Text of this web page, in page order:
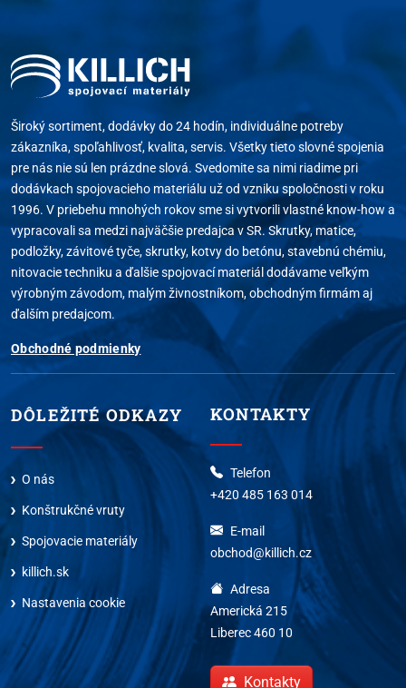
Široký sortiment, dodávky do 24 hodín, individuálne potreby
zákazníka, spoľahlivosť, kvalita, servis. Všetky tieto slovné spojenia
pre nás nie sú len prázdne slová. Svedomite sa nimi riadime pri
dodávkach spojovacieho materiálu už od vzniku spoločnosti v roku
1996. V priebehu mnohých rokov sme si vytvorili vlastné know-how a
vypracovali sa medzi najväčšie predajca v SR. Skrutky, matice,
podložky, závitové tyče, skrutky, kotvy do betónu, stavebnú chémiu,
nitovacie techniku a ďalšie spojovací materiál dodávame veľkým
výrobným závodom, malým živnostníkom, obchodným firmám aj
ďalším predajcom.
Obchodné podmienky
DÔLEŽITÉ ODKAZY
O nás
Konštrukčné vruty
Spojovacie materiály
killich.sk
Nastavenia cookie
KONTAKTY
Telefon
+420 485 163 014
E-mail
obchod@killich.cz
Adresa
Americká 215
Liberec 460 10
Kontakty